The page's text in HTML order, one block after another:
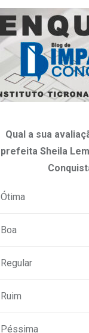
Qual a sua
prefeita Sheila
Ótima
Boa
Regular
Ruim
Péssima